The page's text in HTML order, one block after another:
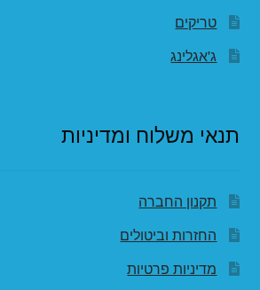
טריקים
ג'אגלינג
תנאי משלוח ומדיניות
תקנון החברה
החזרות וביטולים
מדיניות פרטיות